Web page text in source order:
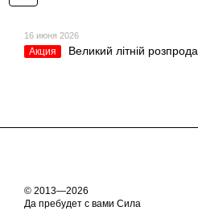
16 июня 2026
Акция Великий літній
© 2013—2026
Да пребудет с вами Сила